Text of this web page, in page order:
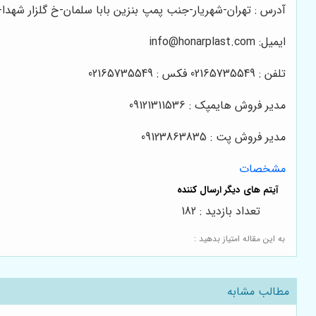
آدرس : تهران-شهریار-جنب پمپ بنزین بابا سلمان-خ گلزار شهدا-
ایمیل: info@honarplast.com
تلفن : 02165735549 فکس : 02165735549
مدیر فروش هایمپک : 09121311536
مدیر فروش پت : 09123863835
مشخصات
به این مقاله امتیاز بدهید :
تعداد بازدید : 182
مطالب مشابه